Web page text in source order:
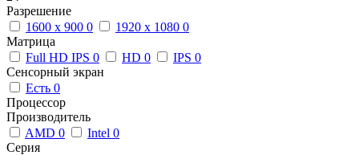
Разрешение
1600 x 900 0 1920 x 1080 0
Матрица
Full HD IPS 0 HD 0 IPS 0
Сенсорный экран
Есть 0
Процессор
Производитель
AMD 0 Intel 0
Серия